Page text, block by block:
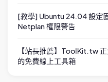
[教學] Ubuntu 24.04 設定
Netplan 權限警告
【站長推薦】ToolKit.tw
的免費線上工具箱